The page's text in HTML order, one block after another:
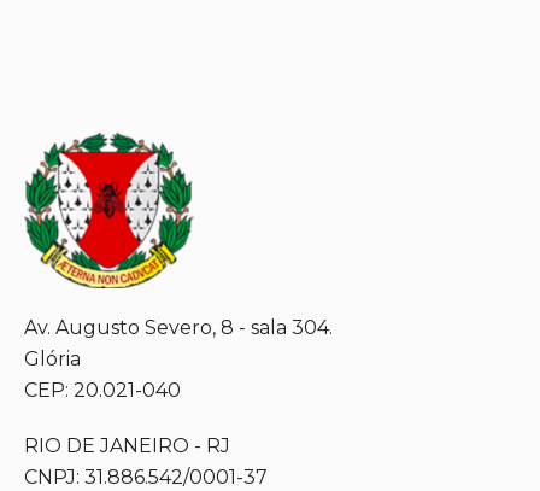
Av. Augusto Severo, 8 - sala 304.
Glória
CEP: 20.021-040
RIO DE JANEIRO - RJ
CNPJ: 31.886.542/0001-37